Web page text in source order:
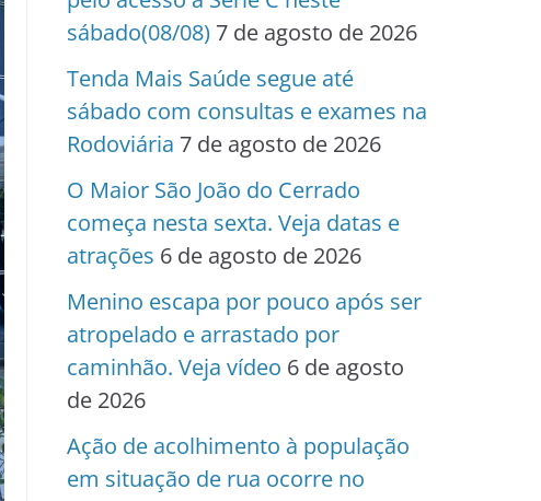
sábado(08/08) 7 de agosto de 2026
Tenda Mais Saúde segue até
sábado com consultas e exames na
Rodoviária 7 de agosto de 2026
O Maior São João do Cerrado
começa nesta sexta. Veja datas e
atrações 6 de agosto de 2026
Menino escapa por pouco após ser
atropelado e arrastado por
caminhão. Veja vídeo 6 de agosto
de 2026
Ação de acolhimento à população
em situação de rua ocorre no